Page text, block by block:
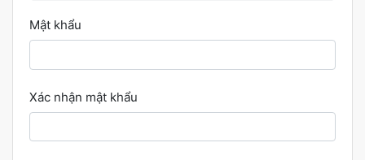
Mật khẩu
Xác nhận mật khẩu